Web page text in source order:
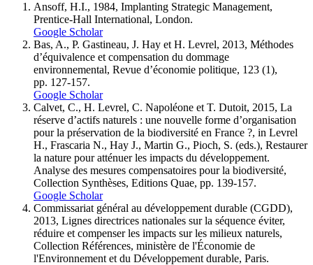
Ansoff, H.I., 1984, Implanting Strategic Management,
Prentice-Hall International, London.
Google Scholar
Bas, A., P. Gastineau, J. Hay et H. Levrel, 2013, Méthodes
d’équivalence et compensation du dommage
environnemental, Revue d’économie politique, 123 (1),
pp. 127-157.
Google Scholar
Calvet, C., H. Levrel, C. Napoléone et T. Dutoit, 2015, La
réserve d’actifs naturels : une nouvelle forme d’organisation
pour la préservation de la biodiversité en France ?, in Levrel
H., Frascaria N., Hay J., Martin G., Pioch, S. (eds.), Restaurer
la nature pour atténuer les impacts du développement.
Analyse des mesures compensatoires pour la biodiversité,
Collection Synthèses, Editions Quae, pp. 139-157.
Google Scholar
Commissariat général au développement durable (CGDD),
2013, Lignes directrices nationales sur la séquence éviter,
réduire et compenser les impacts sur les milieux naturels,
Collection Références, ministère de l'Économie de
l'Environnement et du Développement durable, Paris.